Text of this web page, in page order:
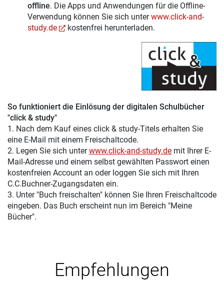
offline. Die Apps und Anwendungen für die Offline-
Verwendung können Sie sich unterwww.click-and-
study.de
kostenfrei herunterladen.
So funktioniert die Einlösung der digitalen Schulbücher
"click & study"
1. Nach dem Kauf eines click & study-Titels erhalten Sie
eine E-Mail mit einem Freischaltcode.
2. Legen Sie sich unterwww.click-and-study.de mit Ihrer E-
Mail-Adresse und einem selbst gewählten Passwort einen
kostenfreien Account an oder loggen Sie sich mit Ihren
C.C.Buchner-Zugangsdaten ein.
3. Unter "Buch freischalten" können Sie Ihren Freischaltcode
eingeben. Das Buch erscheint nun im Bereich "Meine
Bücher".
Empfehlungen